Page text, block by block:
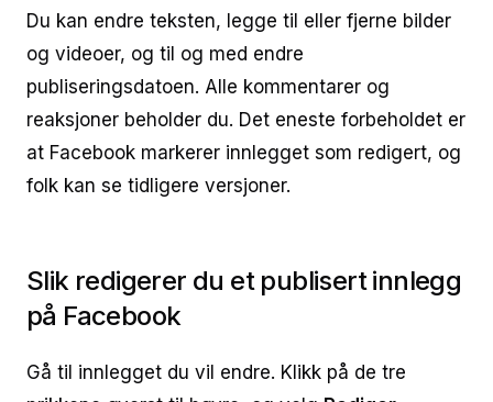
Du kan endre teksten, legge til eller fjerne bilder
og videoer, og til og med endre
publiseringsdatoen. Alle kommentarer og
reaksjoner beholder du. Det eneste forbeholdet er
at Facebook markerer innlegget som redigert, og
folk kan se tidligere versjoner.
Slik redigerer du et publisert innlegg
på Facebook
Gå til innlegget du vil endre. Klikk på de tre